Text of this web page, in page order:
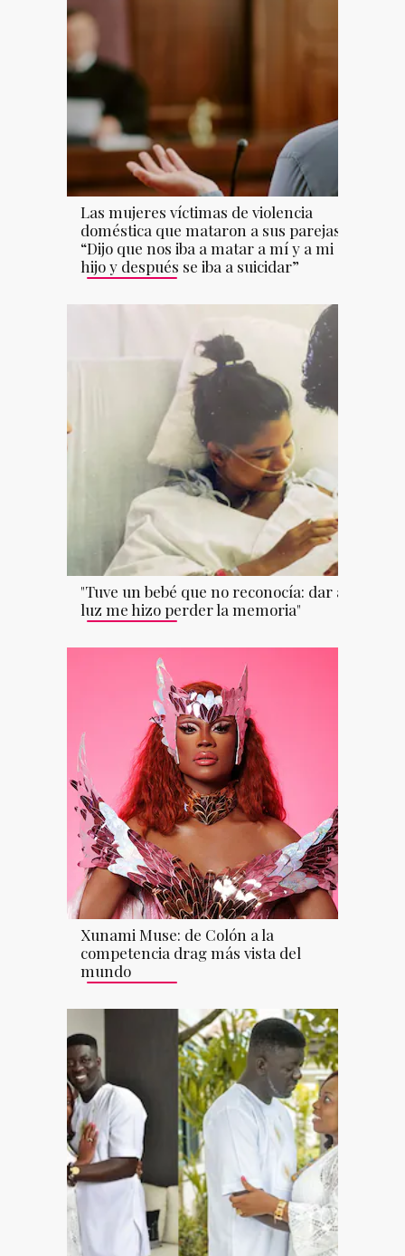
Las mujeres víctimas de violencia
doméstica que mataron a sus parejas:
“Dijo que nos iba a matar a mí y a mi
hijo y después se iba a suicidar”
"Tuve un bebé que no reconocía: dar a
luz me hizo perder la memoria"
Xunami Muse: de Colón a la
competencia drag más vista del
mundo